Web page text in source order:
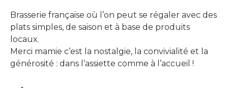
Brasserie française où l’on peut se régaler avec des
plats simples, de saison et à base de produits
locaux.
Merci mamie c’est la nostalgie, la convivialité et la
générosité : dans l’assiette comme à l’accueil !